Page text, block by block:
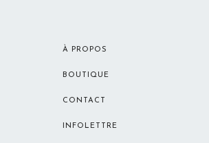
À PROPOS
BOUTIQUE
CONTACT
INFOLETTRE